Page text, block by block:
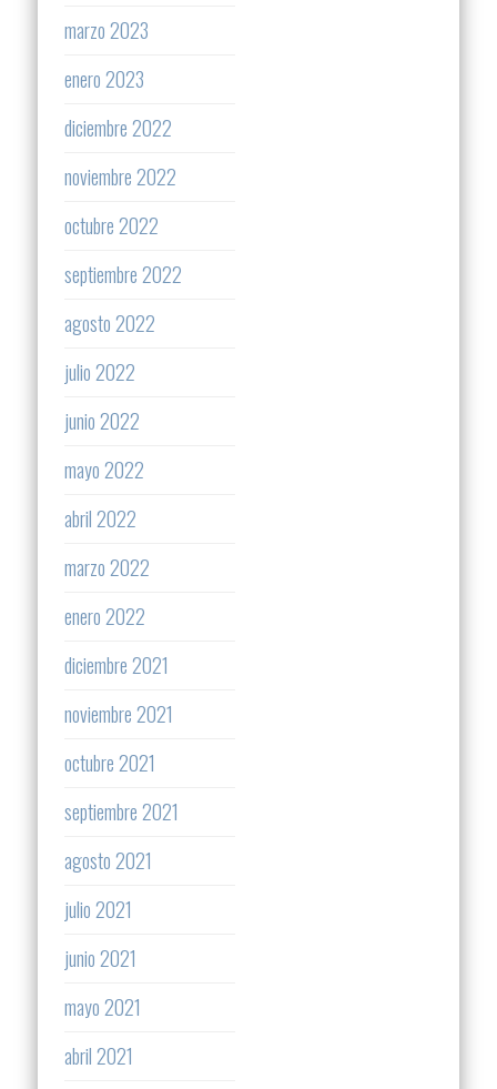
marzo 2023
enero 2023
diciembre 2022
noviembre 2022
octubre 2022
septiembre 2022
agosto 2022
julio 2022
junio 2022
mayo 2022
abril 2022
marzo 2022
enero 2022
diciembre 2021
noviembre 2021
octubre 2021
septiembre 2021
agosto 2021
julio 2021
junio 2021
mayo 2021
abril 2021